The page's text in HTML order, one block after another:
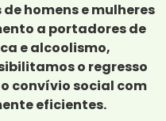
homens e mulheres
a portadores de
e alcoolismo,
o regresso
convívio social com
eficientes.